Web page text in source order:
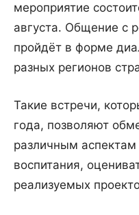
мероприятие
августа. Общение с
пройдёт в форме
разных регионов
Такие встречи,
года, позволяют
различным аспектам
воспитания,
реализуемых